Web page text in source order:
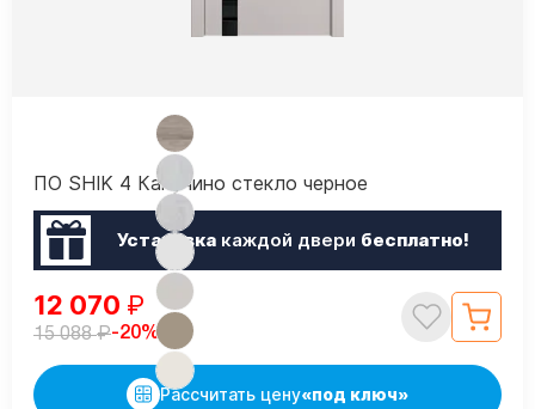
ПО SHIK 4 Капучино стекло черное
Установкакаждой двери бесплатно!
12 070 ₽
15 088₽-20%
Рассчитать цену«под ключ»